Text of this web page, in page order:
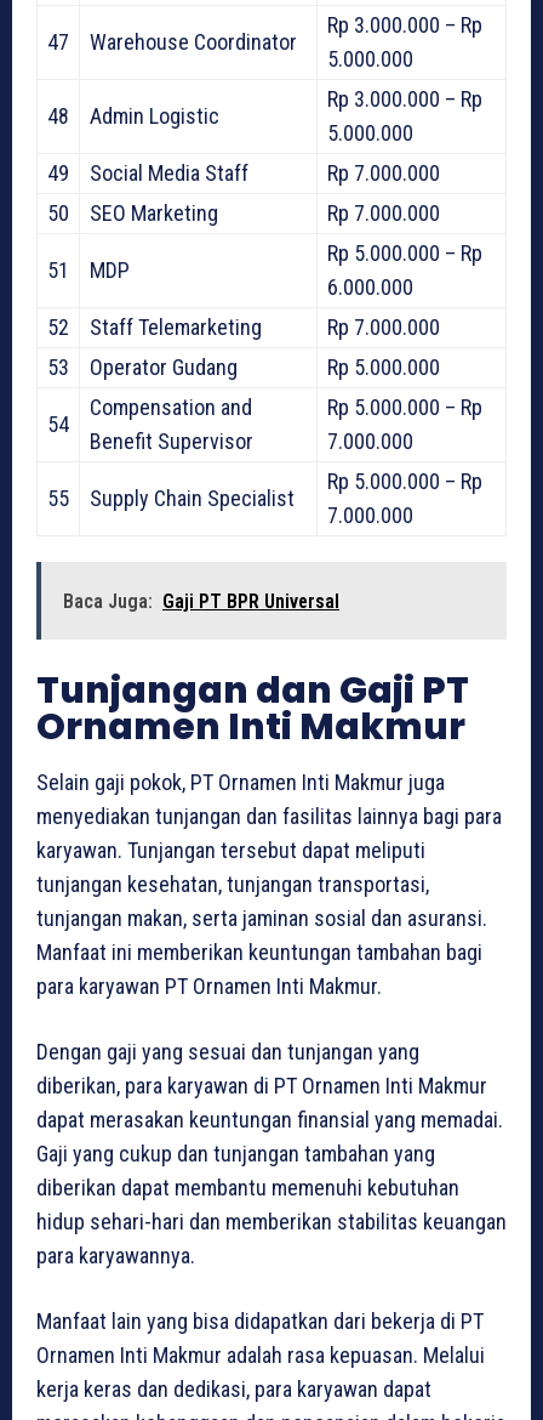
47 Warehouse Coordinator
Rp 3.000.000 – Rp
5.000.000
48 Admin Logistic
Rp 3.000.000 – Rp
5.000.000
49
Social Media Staff
Rp 7.000.000
50
SEO Marketing Rp 7.000.000
51 MDP
Rp 5.000.000 – Rp
6.000.000
52
Staff Telemarketing
Rp 7.000.000
53
Operator Gudang Rp 5.000.000
54
Compensation and
Benefit Supervisor
Rp 5.000.000 – Rp
7.000.000
55 Supply Chain Specialist
Rp 5.000.000 – Rp
7.000.000
Baca Juga: Gaji PT BPR Universal
Tunjangan dan Gaji PT
Ornamen Inti Makmur
Selain gaji pokok, PT Ornamen Inti Makmur juga
menyediakan tunjangan dan fasilitas lainnya bagi para
karyawan. Tunjangan tersebut dapat meliputi
tunjangan kesehatan, tunjangan transportasi,
tunjangan makan, serta jaminan sosial dan asuransi.
Manfaat ini memberikan keuntungan tambahan bagi
para karyawan PT Ornamen Inti Makmur.
Dengan gaji yang sesuai dan tunjangan yang
diberikan, para karyawan di PT Ornamen Inti Makmur
dapat merasakan keuntungan finansial yang memadai.
Gaji yang cukup dan tunjangan tambahan yang
diberikan dapat membantu memenuhi kebutuhan
hidup sehari-hari dan memberikan stabilitas keuangan
para karyawannya.
Manfaat lain yang bisa didapatkan dari bekerja di PT
Ornamen Inti Makmur adalah rasa kepuasan. Melalui
kerja keras dan dedikasi, para karyawan dapat